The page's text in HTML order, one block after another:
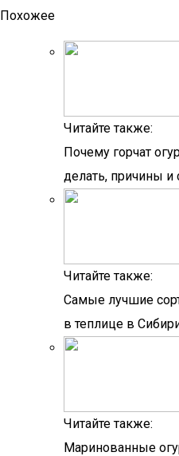
Похожее
Читайте также:
Почему горчат
делать, причины и
Читайте также:
Самые лучшие
в теплице в
Читайте также:
Маринованные